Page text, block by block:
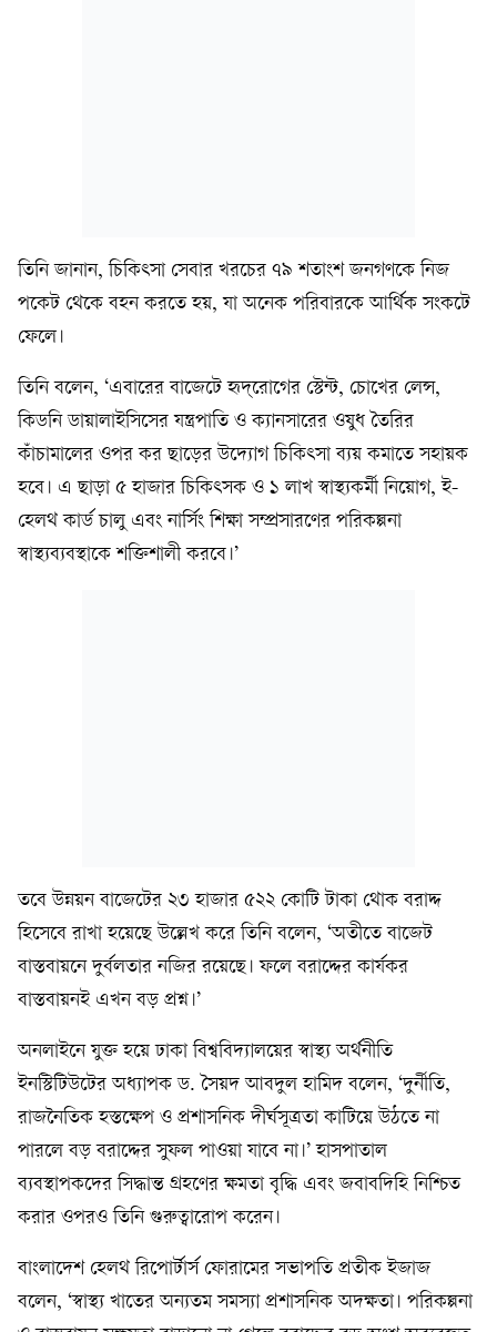
তিনি জানান, চিকিৎসা সেবার খরচের ৭৯ শতাংশ জনগণকে নিজ
পকেট থেকে বহন করতে হয়, যা অনেক পরিবারকে আর্থিক সংকটে
ফেলে।
তিনি বলেন, ‘এবারের বাজেটে হৃদ্‌রোগের স্টেন্ট, চোখের লেন্স,
কিডনি ডায়ালাইসিসের যন্ত্রপাতি ও ক্যানসারের ওষুধ তৈরির
কাঁচামালের ওপর কর ছাড়ের উদ্যোগ চিকিৎসা ব্যয় কমাতে সহায়ক
হবে। এ ছাড়া ৫ হাজার চিকিৎসক ও ১ লাখ স্বাস্থ্যকর্মী নিয়োগ, ই-
হেলথ কার্ড চালু এবং নার্সিং শিক্ষা সম্প্রসারণের পরিকল্পনা
স্বাস্থ্যব্যবস্থাকে শক্তিশালী করবে।’
তবে উন্নয়ন বাজেটের ২৩ হাজার ৫২২ কোটি টাকা থোক বরাদ্দ
হিসেবে রাখা হয়েছে উল্লেখ করে তিনি বলেন, ‘অতীতে বাজেট
বাস্তবায়নে দুর্বলতার নজির রয়েছে। ফলে বরাদ্দের কার্যকর
বাস্তবায়নই এখন বড় প্রশ্ন।’
অনলাইনে যুক্ত হয়ে ঢাকা বিশ্ববিদ্যালয়ের স্বাস্থ্য অর্থনীতি
ইনস্টিটিউটের অধ্যাপক ড. সৈয়দ আবদুল হামিদ বলেন, ‘দুর্নীতি,
রাজনৈতিক হস্তক্ষেপ ও প্রশাসনিক দীর্ঘসূত্রতা কাটিয়ে উঠতে না
পারলে বড় বরাদ্দের সুফল পাওয়া যাবে না।’ হাসপাতাল
ব্যবস্থাপকদের সিদ্ধান্ত গ্রহণের ক্ষমতা বৃদ্ধি এবং জবাবদিহি নিশ্চিত
করার ওপরও তিনি গুরুত্বারোপ করেন।
বাংলাদেশ হেলথ রিপোর্টার্স ফোরামের সভাপতি প্রতীক ইজাজ
বলেন, ‘স্বাস্থ্য খাতের অন্যতম সমস্যা প্রশাসনিক অদক্ষতা। পরিকল্পনা